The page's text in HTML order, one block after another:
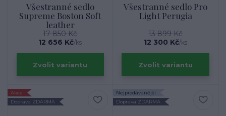
Všestranné sedlo
Supreme Boston Soft
leather
17 850 Kč
12 656 Kč/ks
Zvolit variantu
Všestranné sedlo Pro
Light Perugia
13 899 Kč
12 300 Kč/ks
Zvolit variantu
Akce
Doprava ZDARMA
Nejprodávanější
Doprava ZDARMA